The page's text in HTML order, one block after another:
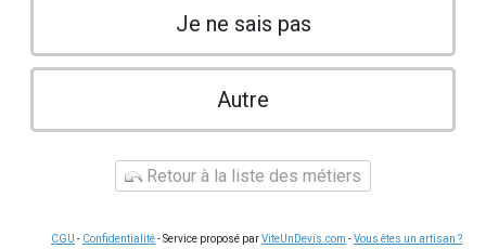
Je ne sais pas
Autre
Retour à la liste des métiers
CGU - Confidentialité- Service proposé parViteUnDevis.com -Vous êtes un artisan ?